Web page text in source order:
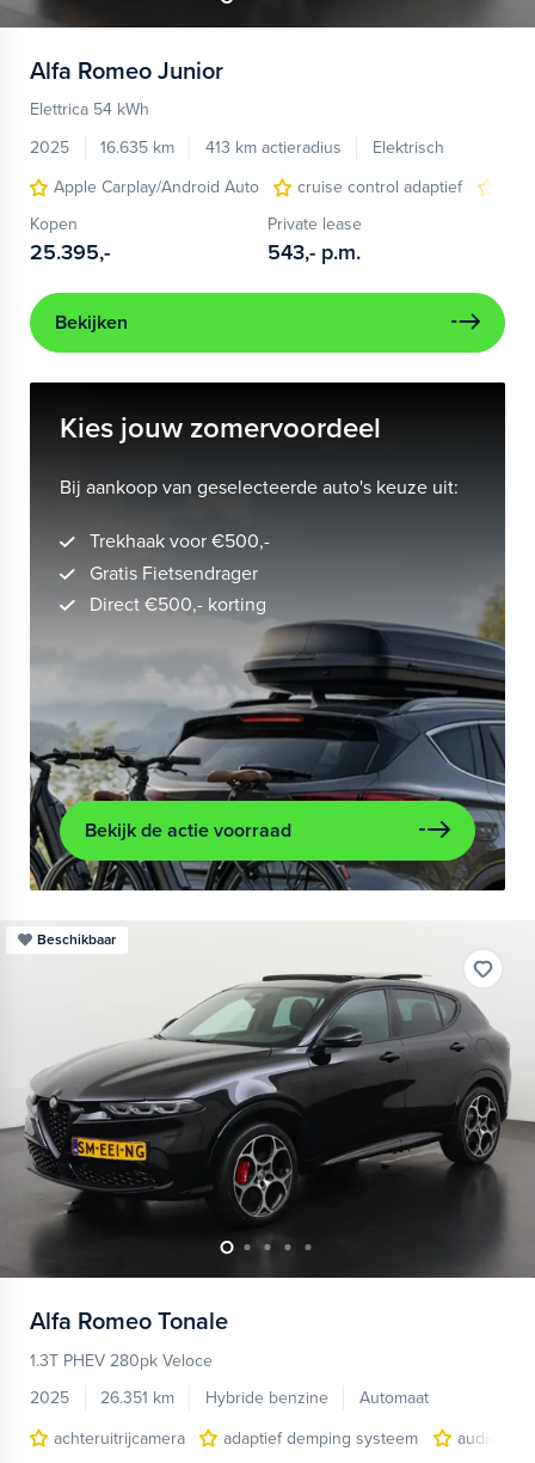
Alfa Romeo Junior
Elettrica 54 kWh
2025
16.635 km 413 km actieradius
Elektrisch
Apple Carplay/Android Auto
cruise control adaptief
Kopen
25.395,-
Private lease
543,- p.m.
Bekijken
Kies jouw zomervoordeel
Bij aankoop van geselecteerde auto's keuze uit:
Trekhaak voor €500,-
Gratis Fietsendrager
Direct €500,- korting
Bekijk de actie voorraad
Beschikbaar
Alfa Romeo Tonale
1.3T PHEV 280pk Veloce
2025
26.351 km Hybride benzine
Automaat
achteruitrijcamera
adaptief demping systeem
audio